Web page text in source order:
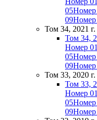
05Номер
09Номер
Том 34, 2021 г.
Том 34,
Номер 01
05Номер
09Номер
Том 33, 2020 г.
Том 33,
Номер 01
05Номер
09Номер